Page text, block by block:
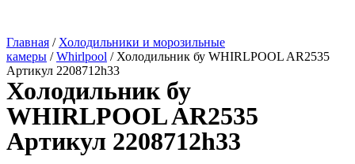
Главная / Холодильники и морозильные
камеры /Whirlpool / Холодильник бу WHIRLPOOL AR2535
Артикул 2208712h33
Холодильник бу
WHIRLPOOL AR2535
Артикул 2208712h33